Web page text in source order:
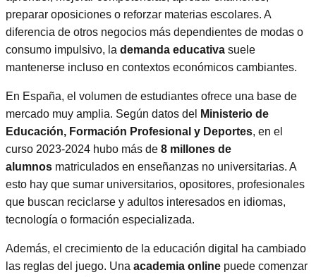
preparar oposiciones o reforzar materias escolares. A
diferencia de otros negocios más dependientes de modas o
consumo impulsivo, la demanda educativa suele
mantenerse incluso en contextos económicos cambiantes.
En España, el volumen de estudiantes ofrece una base de
mercado muy amplia. Según datos del
Ministerio de
Educación, Formación Profesional y Deportes, en el
curso 2023-2024 hubo más de 8 millones de
alumnos matriculados en enseñanzas no universitarias. A
esto hay que sumar universitarios, opositores, profesionales
que buscan reciclarse y adultos interesados en idiomas,
tecnología o formación especializada.
Además, el crecimiento de la educación digital ha cambiado
las reglas del juego. Una academia online puede comenzar